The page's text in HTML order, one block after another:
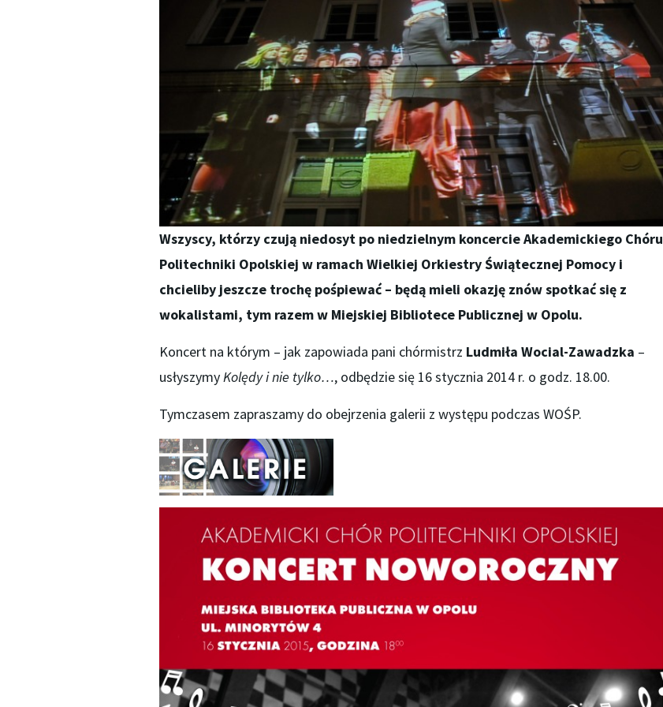
Wszyscy, którzy czują niedosyt po niedzielnym koncercie Akademickiego Chóru
Politechniki Opolskiej w ramach Wielkiej Orkiestry Świątecznej Pomocy i
chcieliby jeszcze trochę pośpiewać – będą mieli okazję znów spotkać się z
wokalistami, tym razem w Miejskiej Bibliotece Publicznej w Opolu.
Koncert na którym – jak zapowiada pani chórmistrz Ludmiła Wocial-Zawadzka –
usłyszymyKolędy i nie tylko…, odbędzie się 16 stycznia 2014 r. o godz. 18.00.
Tymczasem zapraszamy do obejrzenia galerii z występu podczas WOŚP.